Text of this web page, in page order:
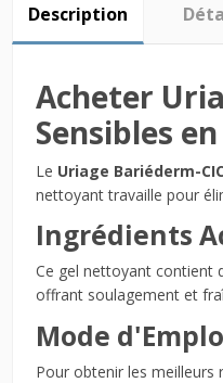
Description
Acheter
Sensibles
Le Uriage Bariéderm-
nettoyant travaille pour
Ingrédients
Ce gel nettoyant contient
offrant soulagement et
Mode
Pour obtenir les meilleurs